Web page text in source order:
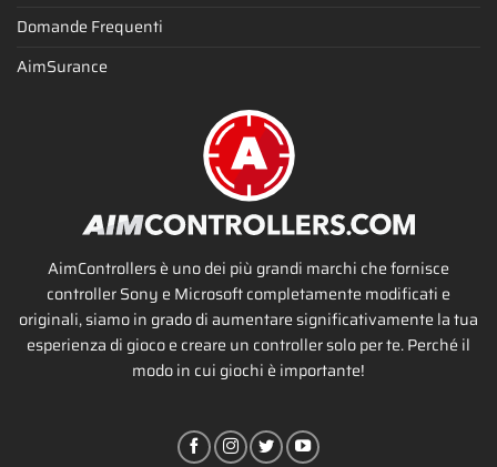
Domande Frequenti
AimSurance
AimControllers è uno dei più grandi marchi che fornisce
controller Sony e Microsoft completamente modificati e
originali, siamo in grado di aumentare significativamente la tua
esperienza di gioco e creare un controller solo per te. Perché il
modo in cui giochi è importante!